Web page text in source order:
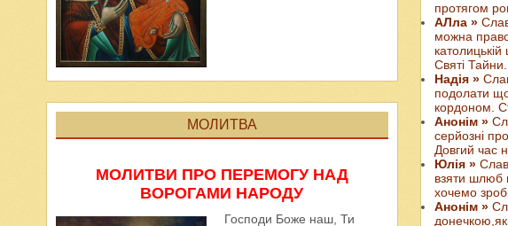
МОЛИТВА
МОЛИТВИ ПРО ПЕРЕМОГУ НАД
ВОРОГАМИ НАРОДУ
Господи Боже наш, Ти
протягом
АЛла »
можна
Святі Тайни...
Надія »
подолати
кордоном.
Анонім »
серйозні
Довгий час
Юлія »
взяти шлюб
хочемо
Анонім »